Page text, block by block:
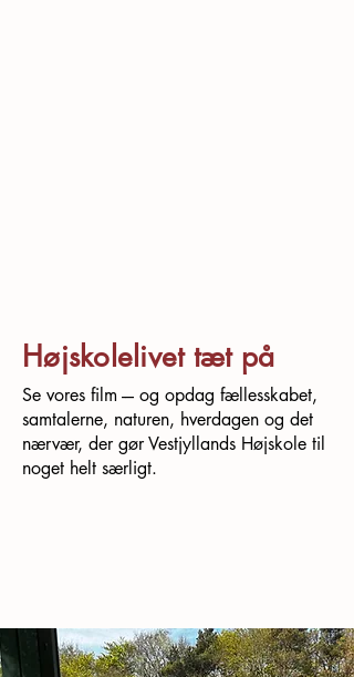
Højskolelivet tæt på
Se vores film -– og opdag fællesskabet,
samtalerne, naturen, hverdagen og det
nærvær, der gør Vestjyllands Højskole til
noget helt særligt.